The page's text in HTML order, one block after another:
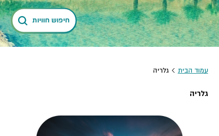
חיפוש חוויות
עמוד הבית גלריה
גלריה